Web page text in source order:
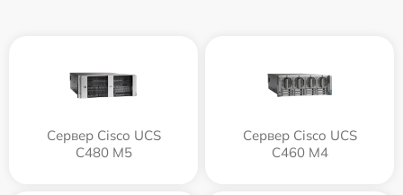
Сервер Cisco UCS
C480 M5
Сервер Cisco UCS
C460 M4